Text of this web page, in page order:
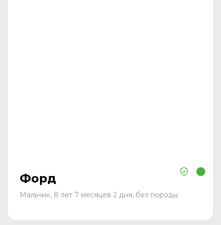
Форд
Мальчик, 8 лет 7 месяцев 2 дня, без породы